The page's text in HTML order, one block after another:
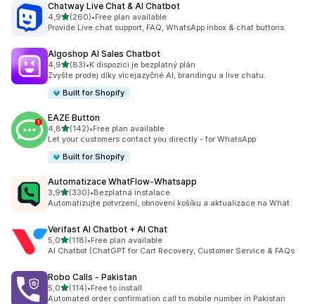
Chatway Live Chat & AI Chatbot
4,9z 5 hvězd
(260)
Celkový počet recenzí: 260
•Free plan available
Provide Live chat support, FAQ, WhatsApp inbox & chat buttons
Algoshop AI Sales Chatbot
4,9z 5 hvězd
(83)
Celkový počet recenzí: 83
•K dispozici je bezplatný plán
Zvyšte prodej díky vícejazyčné AI, brandingu a live chatu.
Built for Shopify
EAZE Button
4,8z 5 hvězd
(142)
Celkový počet recenzí: 142
•Free plan available
Let your customers contact you directly - for WhatsApp
Built for Shopify
Automatizace WhatFlow‑Whatsapp
3,9z 5 hvězd
(330)
Celkový počet recenzí: 330
•Bezplatná instalace
Automatizujte potvrzení, obnovení košíku a aktualizace na What
Verifast AI Chatbot + AI Chat
5,0z 5 hvězd
(118)
Celkový počet recenzí: 118
•Free plan available
AI Chatbot (ChatGPT for Cart Recovery, Customer Service & FAQs
Robo Calls ‑ Pakistan
5,0z 5 hvězd
(114)
Celkový počet recenzí: 114
•Free to install
Automated order confirmation call to mobile number in Pakistan